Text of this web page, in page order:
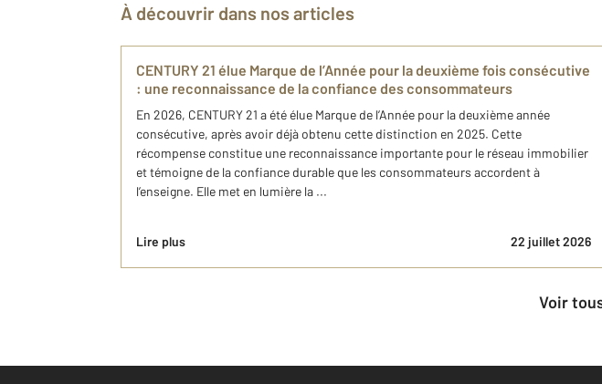
À découvrir dans nos articles
CENTURY 21 élue Marque de l’Année pour la deuxième fois consécutive
: une reconnaissance de la confiance des consommateurs
En 2026, CENTURY 21 a été élue Marque de l’Année pour la deuxième année
consécutive, après avoir déjà obtenu cette distinction en 2025. Cette
récompense constitue une reconnaissance importante pour le réseau immobilier
et témoigne de la confiance durable que les consommateurs accordent à
l’enseigne. Elle met en lumière la ...
Lire plus 22 juillet 2026
Voir